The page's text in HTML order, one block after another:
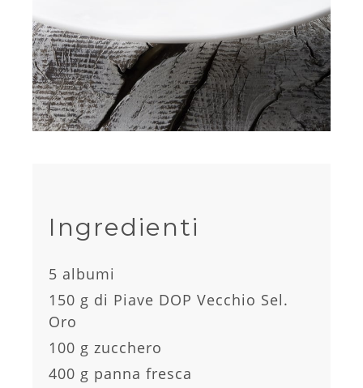
Ingredienti
5 albumi
150 g di Piave DOP Vecchio Sel.
Oro
100 g zucchero
400 g panna fresca